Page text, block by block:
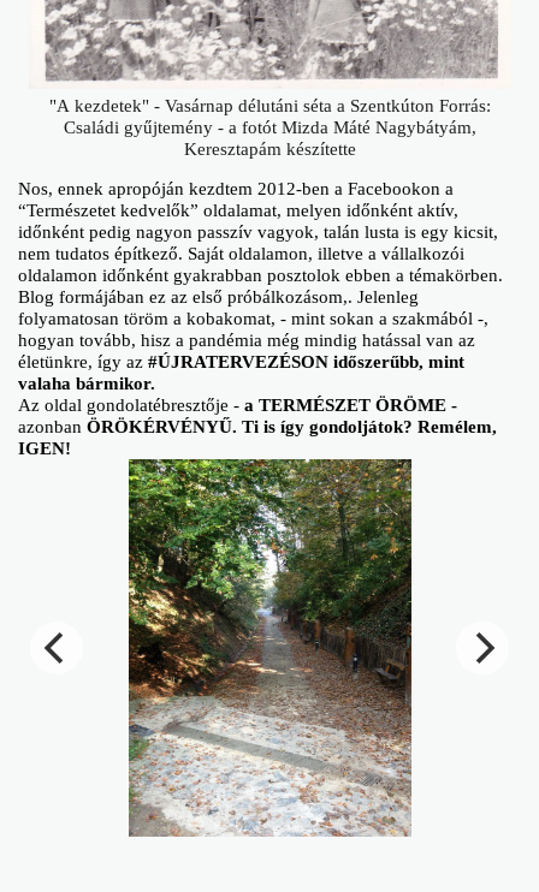
"A kezdetek" - Vasárnap délutáni séta a Szentkúton Forrás:
Családi gyűjtemény - a fotót Mizda Máté Nagybátyám,
Keresztapám készítette
Nos, ennek apropóján kezdtem 2012-ben a Facebookon a
“Természetet kedvelők” oldalamat, melyen időnként aktív,
időnként pedig nagyon passzív vagyok, talán lusta is egy kicsit,
nem tudatos építkező. Saját oldalamon, illetve a vállalkozói
oldalamon időnként gyakrabban posztolok ebben a témakörben.
Blog formájában ez az első próbálkozásom,. Jelenleg
folyamatosan töröm a kobakomat, - mint sokan a szakmából -,
hogyan tovább, hisz a pandémia még mindig hatással van az
életünkre, így az #ÚJRATERVEZÉSON időszerűbb, mint
valaha bármikor.
Az oldal gondolatébresztője - a TERMÉSZET ÖRÖME -
azonban ÖRÖKÉRVÉNYŰ. Ti is így gondoljátok? Remélem,
IGEN!